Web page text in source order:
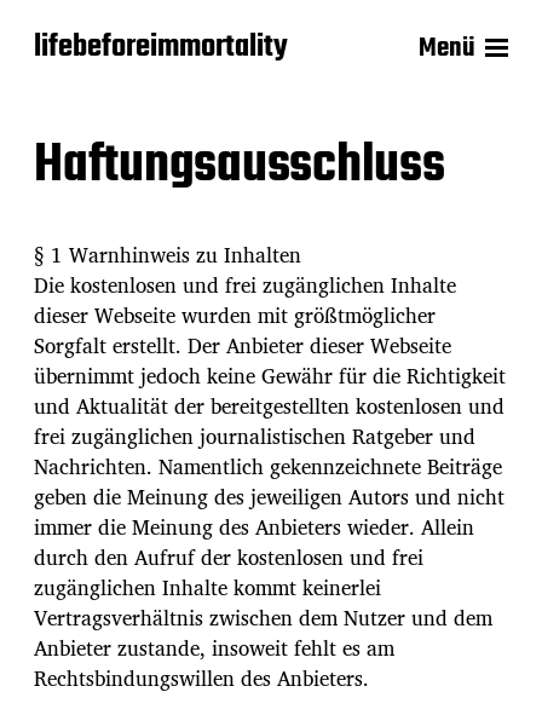
lifebeforeimmortality Menü
Haftungsausschluss
§ 1 Warnhinweis zu Inhalten
Die kostenlosen und frei zugänglichen Inhalte
dieser Webseite wurden mit größtmöglicher
Sorgfalt erstellt. Der Anbieter dieser Webseite
übernimmt jedoch keine Gewähr für die Richtigkeit
und Aktualität der bereitgestellten kostenlosen und
frei zugänglichen journalistischen Ratgeber und
Nachrichten. Namentlich gekennzeichnete Beiträge
geben die Meinung des jeweiligen Autors und nicht
immer die Meinung des Anbieters wieder. Allein
durch den Aufruf der kostenlosen und frei
zugänglichen Inhalte kommt keinerlei
Vertragsverhältnis zwischen dem Nutzer und dem
Anbieter zustande, insoweit fehlt es am
Rechtsbindungswillen des Anbieters.